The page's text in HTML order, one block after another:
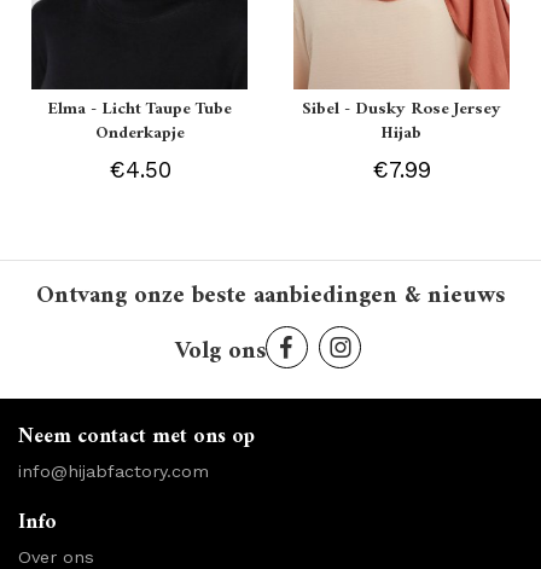
Elma - Licht Taupe Tube
Onderkapje
€4.50
Sibel - Dusky Rose Jersey
Hijab
€7.99
Ontvang onze beste aanbiedingen & nieuws
Volg ons
Neem contact met ons op
info@hijabfactory.com
Info
Over ons